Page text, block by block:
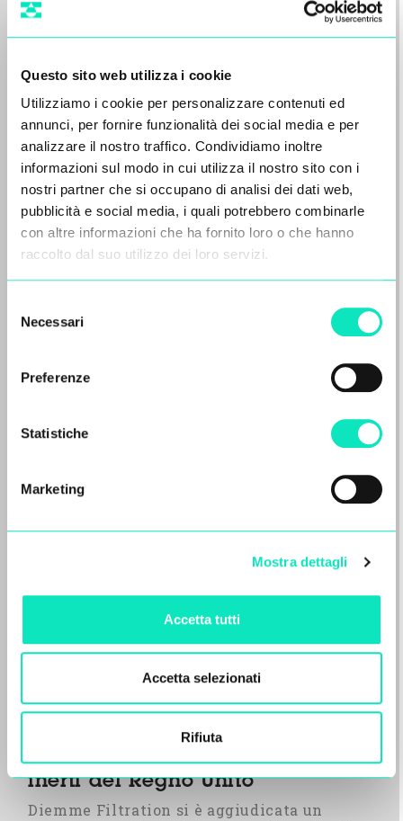
Questo sito web utilizza i cookie
Utilizziamo i cookie per personalizzare contenuti ed
annunci, per fornire funzionalità dei social media e per
analizzare il nostro traffico. Condividiamo inoltre
informazioni sul modo in cui utilizza il nostro sito con i
nostri partner che si occupano di analisi dei dati web,
pubblicità e social media, i quali potrebbero combinarle
con altre informazioni che ha fornito loro o che hanno
raccolto dal suo utilizzo dei loro servizi.
delNecessari
Preferenze
Statistiche
Marketing
Mostra dettagli
Accetta tutti
Accetta selezionati
Rifiuta
Il Gruppo Aqseptence, sostenuto
da Oaktree, ha concordato la
vendita di Diemme Filtration al
Gruppo Sandvik
Aarbergen/Francoforte – 22/06/2026.
Aqseptence Group GmbH (“Aqseptence
attrezzature e soluzioni controllato…
Diemme Filtration realizzerà
uno dei più grandi impianti di
trattamento dei sedimenti da
inerti del Regno Unito
Diemme Filtration si è aggiudicata un